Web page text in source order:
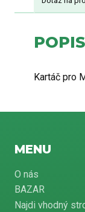
Kartáč pro
MENU
O nás
BAZAR
Najdi vhodný